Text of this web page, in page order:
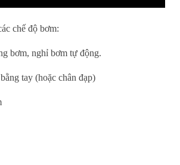
chế độ bơm:
bơm, nghỉ bơm tự động.
tay (hoặc chân đạp)